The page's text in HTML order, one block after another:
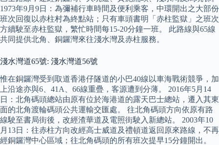
1973年9月9日：為彌補行車時間及便利乘客，中環開出之大部份
班次回復以赤柱村為終點站；只有車頭書明「赤柱監獄」之班次
方續駛至赤柱監獄，繁忙時間每15-20分鐘一班。 此路線與65線
共同提供北角、銅鑼灣來往淺水灣及赤柱服務。
淺水灣道65號: 淺水灣道56號
惟在銅鑼灣受到取道香港仔隧道的小巴40線以車海戰術競爭，加
上沿途亦與6、41A、66線重疊，客源遭到分薄。 2016年5月14
日：北角碼頭總站由原有位於海港道的露天巴士總站，遷入其東
面的北角渡輪碼頭公共運輸交匯處。 往北角碼頭方向依原有路
線駛至書局街後，改經渣華道及電照街駛入新總站。 2003年10
月13日：往赤柱方向改經高士威道及禮頓道返回原來路線，不再
經銅鑼灣中心區域；往北角碼頭的所有班次提早15分鐘開出。